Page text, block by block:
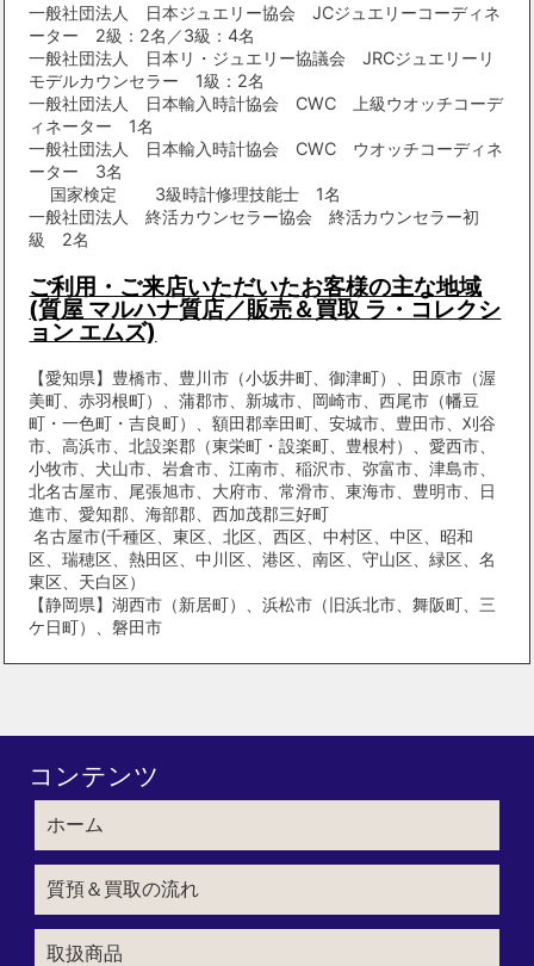
一般社団法人 日本ジュエリー協会 JCジュエリーコーディネ
ーター 2級：2名／3級：4名
一般社団法人 日本リ・ジュエリー協議会 JRCジュエリーリ
モデルカウンセラー 1級：2名
一般社団法人 日本輸入時計協会 CWC 上級ウオッチコーデ
ィネーター 1名
一般社団法人 日本輸入時計協会 CWC ウオッチコーディネ
ーター 3名
国家検定 3級時計修理技能士 1名
一般社団法人 終活カウンセラー協会 終活カウンセラー初
級 2名
ご利用・ご来店いただいたお客様の主な地域
(質屋 マルハナ質店／販売＆買取 ラ・コレクシ
ョン エムズ)
【愛知県】豊橋市、豊川市（小坂井町、御津町）、田原市（渥
美町、赤羽根町）、蒲郡市、新城市、岡崎市、西尾市（幡豆
町・一色町・吉良町）、額田郡幸田町、安城市、豊田市、刈谷
市、高浜市、北設楽郡（東栄町・設楽町、豊根村）、愛西市、
小牧市、犬山市、岩倉市、江南市、稲沢市、弥富市、津島市、
北名古屋市、尾張旭市、大府市、常滑市、東海市、豊明市、日
進市、愛知郡、海部郡、西加茂郡三好町
名古屋市(千種区、東区、北区、西区、中村区、中区、昭和
区、瑞穂区、熱田区、中川区、港区、南区、守山区、緑区、名
東区、天白区）
【静岡県】湖西市（新居町）、浜松市（旧浜北市、舞阪町、三
ケ日町）、磐田市
コンテンツ
ホーム
質預＆買取の流れ
取扱商品